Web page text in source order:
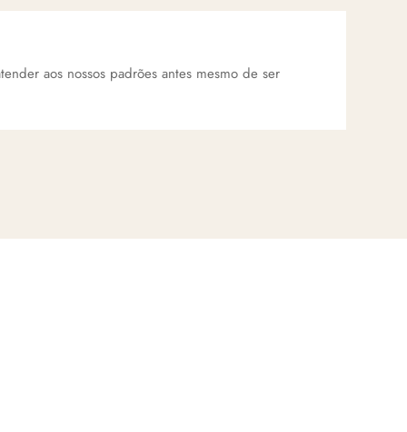
aos nossos padrões antes mesmo de ser